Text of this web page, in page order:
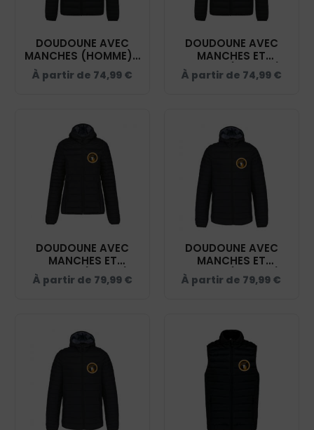
DOUDOUNE AVEC
MANCHES (HOMME) -
PONEY CLUB TEAM
JULIE - NOIR - K6120
À partir de 74,99 €
DOUDOUNE AVEC
MANCHES ET
CAPUCHE (ENFANT) -
PONEY CLUB TEAM
À partir de 74,99 €
DOUDOUNE AVEC
MANCHES ET
CAPUCHE (FEMME) -
PONEY CLUB TEAM
À partir de 79,99 €
DOUDOUNE AVEC
MANCHES ET
CAPUCHE (HOMME) -
PONEY CLUB TEAM
À partir de 79,99 €